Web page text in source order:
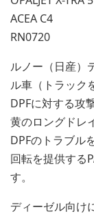
ACEA C4
RN0720
ルノー（日産）
ル車（トラック
DPFに対する攻
黄のロングドレ
DPFのトラブル
回転を提供する
す。
ディーゼル向け